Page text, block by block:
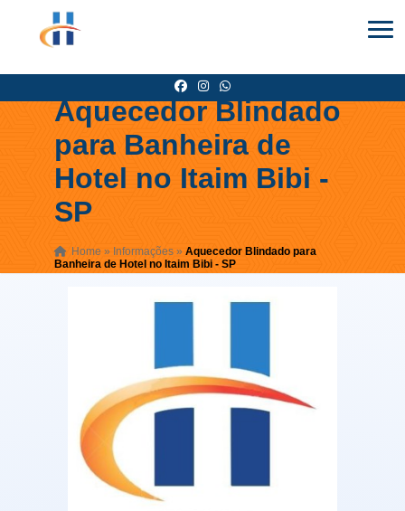
Aquecedor Blindado
para Banheira de
Hotel no Itaim Bibi -
SP
Home » Informações » Aquecedor Blindado para
Banheira de Hotel no Itaim Bibi - SP